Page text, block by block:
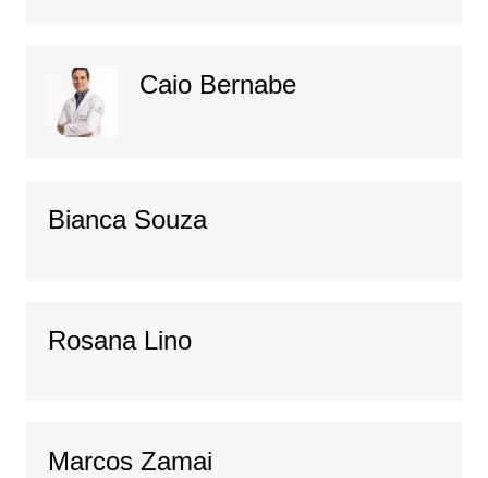
Caio Bernabe
Bianca Souza
Rosana Lino
Marcos Zamai